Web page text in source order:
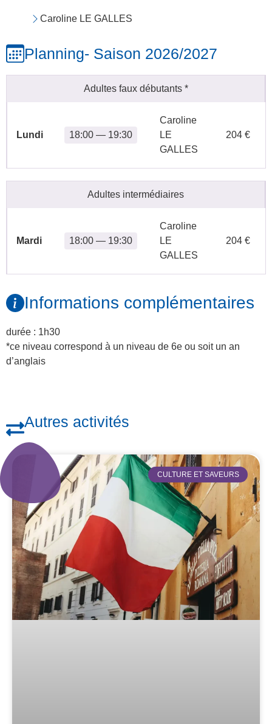
Caroline LE GALLES
Planning- Saison 2026/2027
Adultes faux débutants *
Lundi 18:00 — 19:30
Caroline
LE
GALLES
204 €
Adultes intermédiaires
Mardi 18:00 — 19:30
Caroline
LE
GALLES
204 €
Informations complémentaires
durée : 1h30
*ce niveau correspond à un niveau de 6e ou soit un an
d’anglais
Autres activités
CULTURE ET SAVEURS